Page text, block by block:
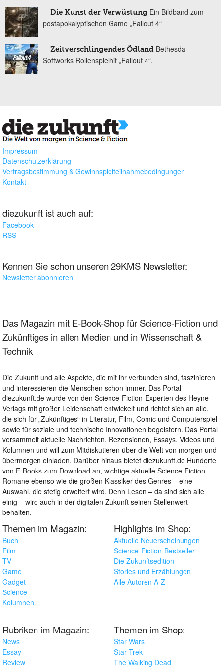
Die Kunst der Verwüstung Ein Bildband zum
postapokalyptischen Game „Fallout 4“
Zeitverschlingendes Ödland Bethesda
Softworks Rollenspielhit „Fallout 4“.
Impressum
Datenschutzerklärung
Vertragsbestimmung & Gewinnspielteilnahmebedingungen
Kontakt
diezukunft ist auch auf:
Facebook
RSS
Kennen Sie schon unseren 29KMS Newsletter:
Newsletter abonnieren
Das Magazin mit E-Book-Shop für Science-Fiction und
Zukünftiges in allen Medien und in Wissenschaft &
Technik
Die Zukunft und alle Aspekte, die mit ihr verbunden sind, faszinieren
und interessieren die Menschen schon immer. Das Portal
diezukunft.de wurde von den Science-Fiction-Experten des Heyne-
Verlags mit großer Leidenschaft entwickelt und richtet sich an alle,
die sich für „Zukünftiges“ in Literatur, Film, Comic und Computerspiel
sowie für soziale und technische Innovationen begeistern. Das Portal
versammelt aktuelle Nachrichten, Rezensionen, Essays, Videos und
Kolumnen und will zum Mitdiskutieren über die Welt von morgen und
übermorgen einladen. Darüber hinaus bietet diezukunft.de Hunderte
von E-Books zum Download an, wichtige aktuelle Science-Fiction-
Romane ebenso wie die großen Klassiker des Genres – eine
Auswahl, die stetig erweitert wird. Denn Lesen – da sind sich alle
einig – wird auch in der digitalen Zukunft seinen Stellenwert
behalten.
Themen im Magazin:
Buch
Film
TV
Game
Gadget
Science
Kolumnen
Highlights im Shop:
Aktuelle Neuerscheinungen
Science-Fiction-Bestseller
Die Zukunftsedition
Stories und Erzählungen
Alle Autoren A-Z
Rubriken im Magazin:
News
Essay
Review
Themen im Shop:
Star Wars
Star Trek
The Walking Dead